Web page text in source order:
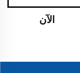
الآن